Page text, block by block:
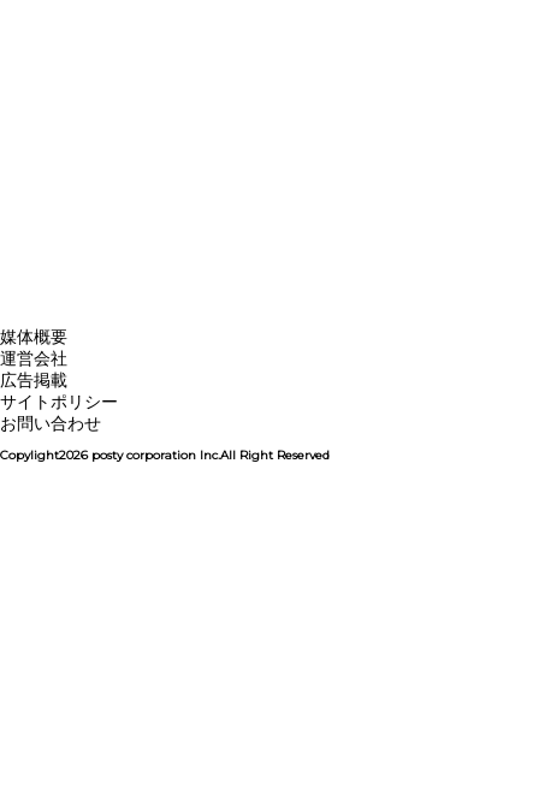
媒体概要
運営会社
広告掲載
サイトポリシー
お問い合わせ
Copylight2026 posty corporation Inc.All Right Reserved